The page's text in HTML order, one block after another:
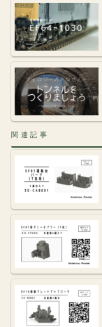
関連記事